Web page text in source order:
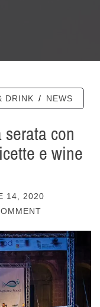
DRINK / NEWS
serata con
e wine
14, 2020